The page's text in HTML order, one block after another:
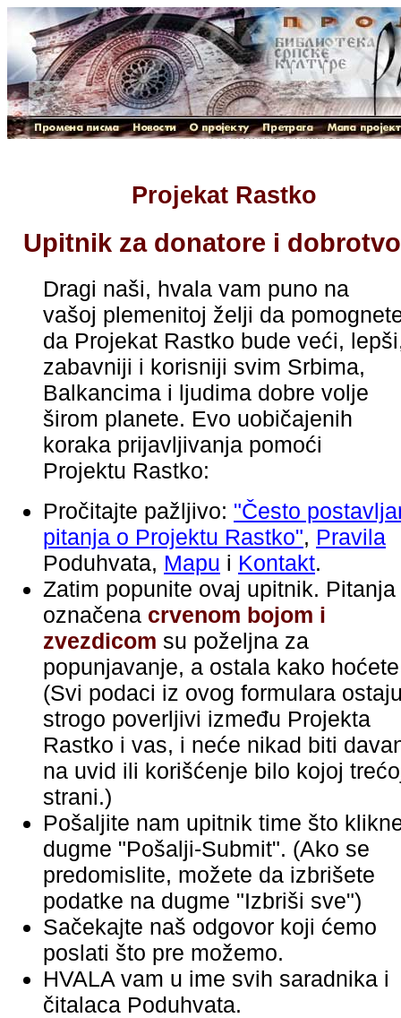
Projekat Rastko
Upitnik za donatore i
Dragi naši, hvala vam puno na
vašoj plemenitoj želji da
da Projekat Rastko bude veći,
zabavniji i korisniji svim Srbima,
Balkancima i ljudima dobre volje
širom planete. Evo uobičajenih
koraka prijavljivanja pomoći
Projektu Rastko:
Pročitajte pažljivo: "Često
pitanja o Projektu Rastko", Pravila
Poduhvata, Mapu i Kontakt.
Zatim popunite ovaj upitnik. Pitanja
označena crvenom bojom i
zvezdicom su poželjna za
popunjavanje, a ostala kako
(Svi podaci iz ovog formulara
strogo poverljivi između Projekta
Rastko i vas, i neće nikad biti
na uvid ili korišćenje bilo kojoj
strani.)
Pošaljite nam upitnik time što
dugme "Pošalji-Submit". (Ako se
predomislite, možete da izbrišete
podatke na dugme "Izbriši sve")
Sačekajte naš odgovor koji ćemo
poslati što pre možemo.
HVALA vam u ime svih saradnika i
čitalaca Poduhvata.